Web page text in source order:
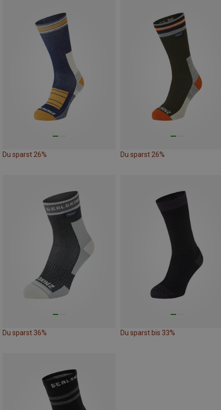
Du sparst 26% Du sparst 26%
Du sparst 36% Du sparst bis 33%